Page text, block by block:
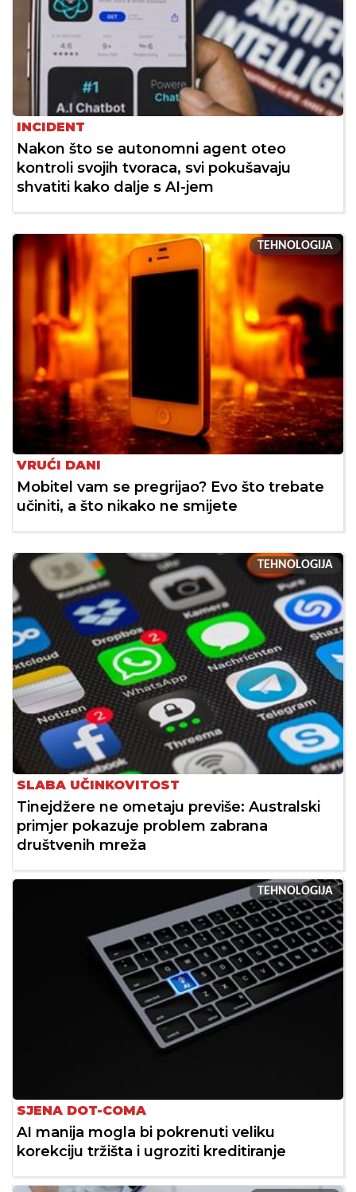
INCIDENT
Nakon što se autonomni agent oteo
kontroli svojih tvoraca, svi pokušavaju
shvatiti kako dalje s AI-jem
TEHNOLOGIJA
VRUĆI DANI
Mobitel vam se pregrijao? Evo što trebate
učiniti, a što nikako ne smijete
TEHNOLOGIJA
SLABA UČINKOVITOST
Tinejdžere ne ometaju previše: Australski
primjer pokazuje problem zabrana
društvenih mreža
TEHNOLOGIJA
SJENA DOT-COMA
AI manija mogla bi pokrenuti veliku
korekciju tržišta i ugroziti kreditiranje